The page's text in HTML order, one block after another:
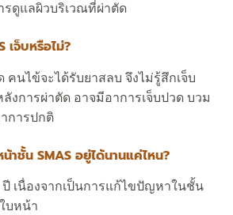
รดูแลผิวบริเวณที่ผ่าตัด
เจ็บหรือไม่?
คนไข้จะได้รับยาสลบ จึงไม่รู้สึกเจ็บ
งการผ่าตัด อาจมีอาการเจ็บปวด บวม
การปกติ
ชั้น SMAS อยู่ได้นานแค่ไหน?
เนื่องจากเป็นการแก้ไขปัญหาในชั้น
บหน้า